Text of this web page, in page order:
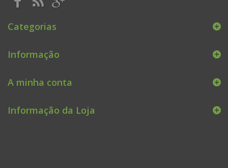
Categorias
Informação
A minha conta
Informação da Loja